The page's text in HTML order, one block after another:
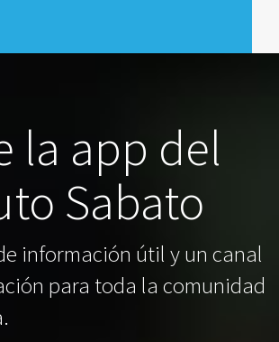
la app del
Sabato
información útil y un canal
para toda la comunidad